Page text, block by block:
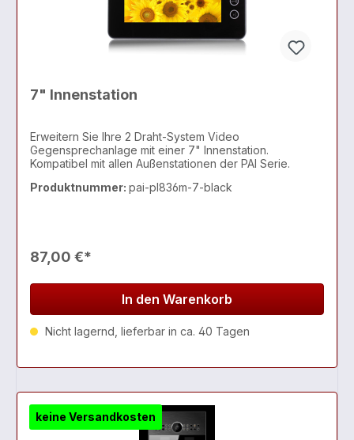
7" Innenstation
Erweitern Sie Ihre 2 Draht-System Video
Gegensprechanlage mit einer 7" Innenstation.
Kompatibel mit allen Außenstationen der PAI Serie.
Produktnummer: pai-pl836m-7-black
87,00 €*
In den Warenkorb
Nicht lagernd, lieferbar in ca. 40 Tagen
keine Versandkosten